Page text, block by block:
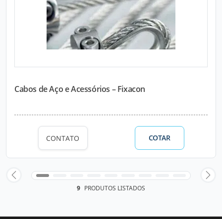
Cabos de Aço e Acessórios – Fixacon
CONTATO COTAR
9 PRODUTOS LISTADOS